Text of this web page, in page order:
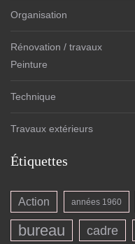
Organisation
Rénovation / travaux
Peinture
Technique
Travaux extérieurs
Étiquettes
Action années 1960
bureau cadre